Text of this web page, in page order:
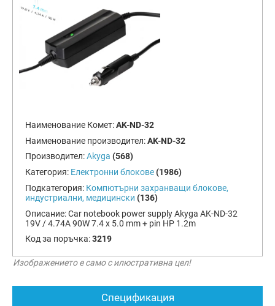
Наименование Комет:AK-ND-32
Наименование производител:AK-ND-32
Производител:Akyga (568)
Категория: Електронни блокове (1986)
Подкатегория: Компютърни захранващи блокове,
индустриални, медицински (136)
Описание:Car notebook power supply Akyga AK-ND-32
19V / 4.74A 90W 7.4 x 5.0 mm + pin HP 1.2m
Код за поръчка:3219
Изображението е само с илюстративна цел!
Спецификация